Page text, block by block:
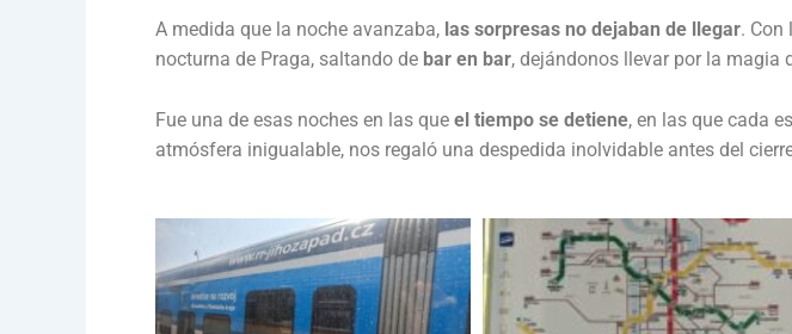
A medida que la noche avanzaba, las sorpresas no dejaban de llegar. Con
nocturna de Praga, saltando de bar en bar, dejándonos llevar por la magia
Fue una de esas noches en las que el tiempo se detiene, en las que cada
atmósfera inigualable, nos regaló una despedida inolvidable antes del